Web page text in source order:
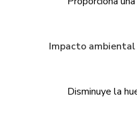
Impacto ambiental
Disminuye la